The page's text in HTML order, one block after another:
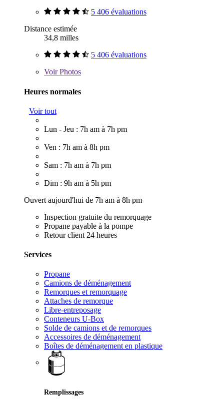
5 406 évaluations
Distance estimée
34,8 milles
5 406 évaluations
VoirPhotos
Heures normales
Voir tout
Lun - Jeu : 7h am à 7h pm
Ven : 7h am à 8h pm
Sam : 7h am à 7h pm
Dim : 9h am à 5h pm
Ouvert aujourd'hui de 7h am à 8h pm
Inspection gratuite du remorquage
Propane payable à la pompe
Retour client 24 heures
Services
Propane
Camions de déménagement
Remorques et remorquage
Attaches de remorque
Libre-entreposage
Conteneurs U-Box
Solde de camions et de remorques
Accessoires de déménagement
Boîtes de déménagement en plastique
Remplissages